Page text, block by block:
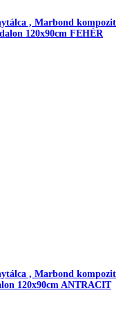
, Marbond kompozit
120x90cm FEHÉR
, Marbond kompozit
120x90cm ANTRACIT